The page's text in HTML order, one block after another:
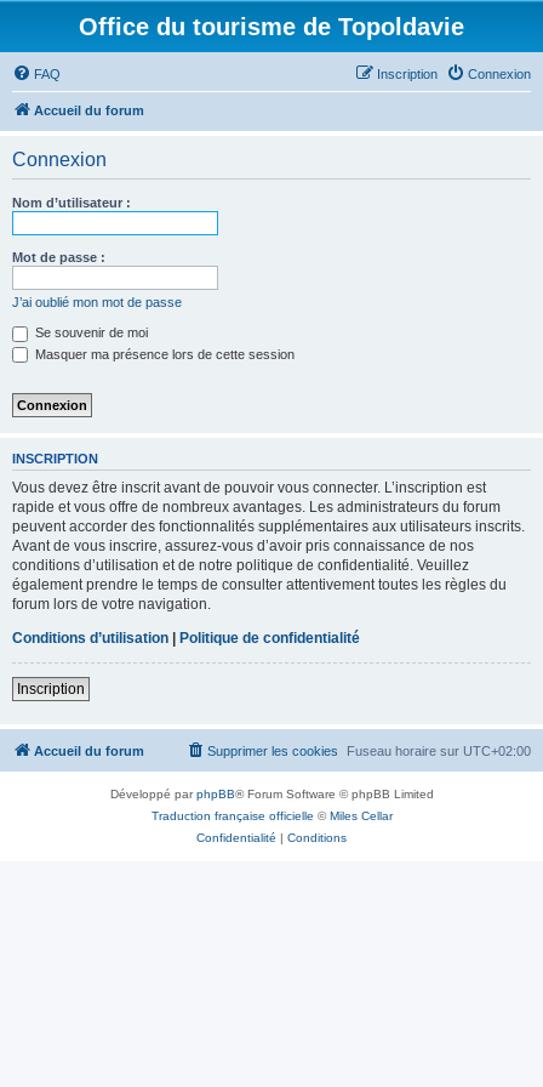
Office du tourisme de Topoldavie
FAQ Connexion
Inscription
Accueil du forum
Connexion
Nom d’utilisateur :
Mot de passe :
J’ai oublié mon mot de passe
Se souvenir de moi
Masquer ma présence lors de cette session
INSCRIPTION
Vous devez être inscrit avant de pouvoir vous connecter. L’inscription est
rapide et vous offre de nombreux avantages. Les administrateurs du forum
peuvent accorder des fonctionnalités supplémentaires aux utilisateurs inscrits.
Avant de vous inscrire, assurez-vous d’avoir pris connaissance de nos
conditions d’utilisation et de notre politique de confidentialité. Veuillez
également prendre le temps de consulter attentivement toutes les règles du
forum lors de votre navigation.
Conditions d’utilisation | Politique de confidentialité
Inscription
Accueil du forum Fuseau horaire sur UTC+02:00
Supprimer les cookies
Développé parphpBB® Forum Software © phpBB Limited
Traduction française officielle ©Miles Cellar
Confidentialité | Conditions